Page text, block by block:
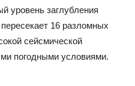
уровень заглубления
16 разломных
сейсмической
погодными условиями.